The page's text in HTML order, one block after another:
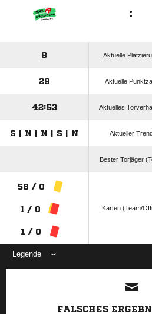
:
8 Aktuelle
29 Aktuelle
42:53 Aktuelles
S | N | N | S | N Aktueller
Bester Torjäger
58 / 0
1 / 0
1 / 0
Karten (Team/
Legende
ANZEIGE
FALSCHES